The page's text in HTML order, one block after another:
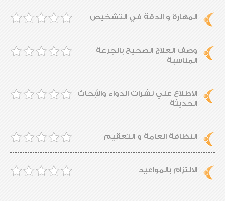
المهارة و الدقة في التشخيص
وصف العلاج الصحيح بالجرعة
المناسبة
الاطلاع علي نشرات الدواء والأبحاث
الحديثة
النظافة العامة و التعقيم
الالتزام بالمواعيد